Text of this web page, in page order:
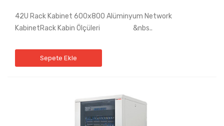
42U Rack Kabinet 600x800 Alüminyum Network
KabinetRack Kabin Ölçüleri &nbs..
Sepete Ekle